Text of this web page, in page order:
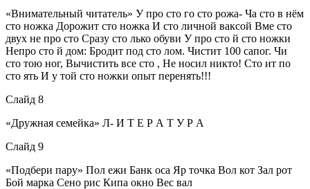
«Внимательный читатель» У про сто го сто рожа- Ча сто в нём
сто ножка Дорожит сто ножка И сто личной ваксой Вме сто
двух не про сто Сразу сто лько обуви У про сто й сто ножки
Непро сто й дом: Бродит под сто лом. Чистит 100 сапог. Чи
сто тою ног, Вычистить все сто , Не носил никто! Сто ит по
сто ять И у той сто ножки опыт перенять!!!
Слайд 8
«Дружная семейка» Л- И Т Е Р А Т У Р А
Слайд 9
«Подбери пару» Пол ежи Банк оса Яр точка Вол кот Зал рот
Бой марка Сено рис Кипа окно Вес вал